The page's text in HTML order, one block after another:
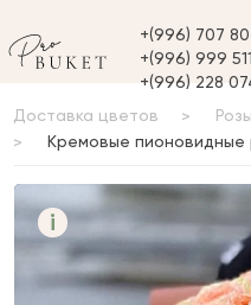
+(996) 707
+(996) 999
+(996) 228
Доставка цветов
Розы
Кремовые пионовидные
i